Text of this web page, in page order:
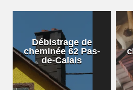
Débistrage de
cheminée 62 Pas-
de-Calais